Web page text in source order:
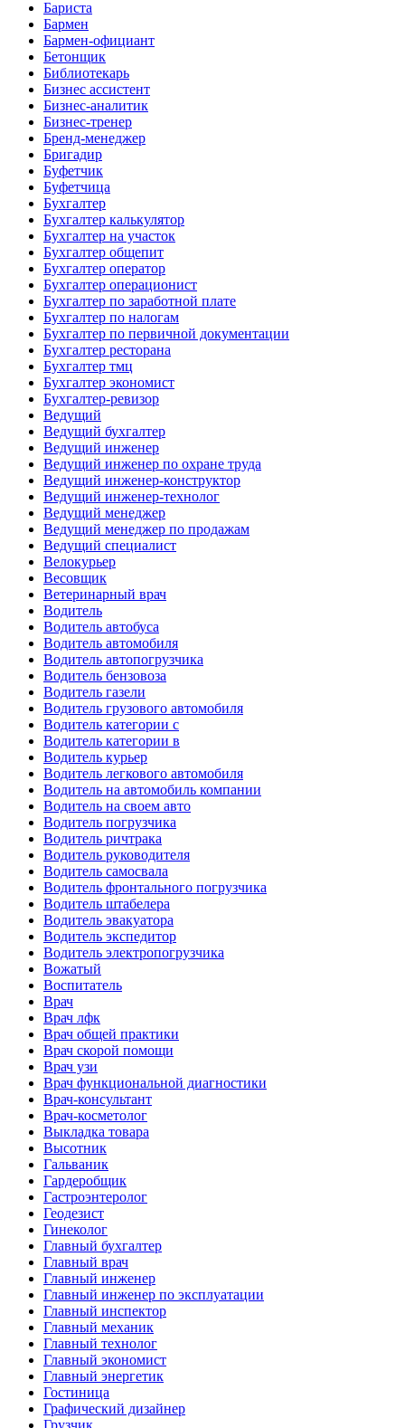
Бариста
Бармен
Бармен-официант
Бетонщик
Библиотекарь
Бизнес ассистент
Бизнес-аналитик
Бизнес-тренер
Бренд-менеджер
Бригадир
Буфетчик
Буфетчица
Бухгалтер
Бухгалтер калькулятор
Бухгалтер на участок
Бухгалтер общепит
Бухгалтер оператор
Бухгалтер операционист
Бухгалтер по заработной плате
Бухгалтер по налогам
Бухгалтер по первичной документации
Бухгалтер ресторана
Бухгалтер тмц
Бухгалтер экономист
Бухгалтер-ревизор
Ведущий
Ведущий бухгалтер
Ведущий инженер
Ведущий инженер по охране труда
Ведущий инженер-конструктор
Ведущий инженер-технолог
Ведущий менеджер
Ведущий менеджер по продажам
Ведущий специалист
Велокурьер
Весовщик
Ветеринарный врач
Водитель
Водитель автобуса
Водитель автомобиля
Водитель автопогрузчика
Водитель бензовоза
Водитель газели
Водитель грузового автомобиля
Водитель категории c
Водитель категории в
Водитель курьер
Водитель легкового автомобиля
Водитель на автомобиль компании
Водитель на своем авто
Водитель погрузчика
Водитель ричтрака
Водитель руководителя
Водитель самосвала
Водитель фронтального погрузчика
Водитель штабелера
Водитель эвакуатора
Водитель экспедитор
Водитель электропогрузчика
Вожатый
Воспитатель
Врач
Врач лфк
Врач общей практики
Врач скорой помощи
Врач узи
Врач функциональной диагностики
Врач-консультант
Врач-косметолог
Выкладка товара
Высотник
Гальваник
Гардеробщик
Гастроэнтеролог
Геодезист
Гинеколог
Главный бухгалтер
Главный врач
Главный инженер
Главный инженер по эксплуатации
Главный инспектор
Главный механик
Главный технолог
Главный экономист
Главный энергетик
Гостиница
Графический дизайнер
Грузчик